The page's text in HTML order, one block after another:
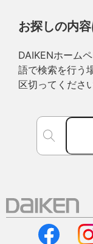
お探しの内
DAIKENホーム
語で検索を行う
区切ってください